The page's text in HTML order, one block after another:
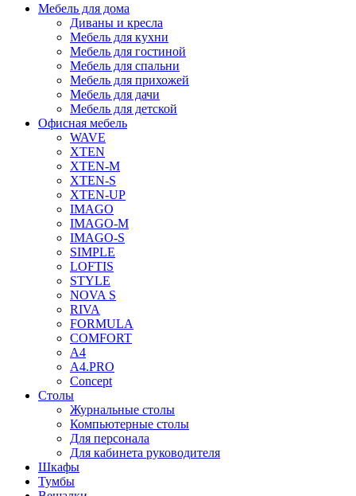
Мебель для дома
Диваны и кресла
Мебель для кухни
Мебель для гостиной
Мебель для спальни
Мебель для прихожей
Мебель для дачи
Мебель для детской
Офисная мебель
WAVE
XTEN
XTEN-M
XTEN-S
XTEN-UP
IMAGO
IMAGO-M
IMAGO-S
SIMPLE
LOFTIS
STYLE
NOVA S
RIVA
FORMULA
COMFORT
A4
A4.PRO
Concept
Столы
Журнальные столы
Компьютерные столы
Для персонала
Для кабинета руководителя
Шкафы
Тумбы